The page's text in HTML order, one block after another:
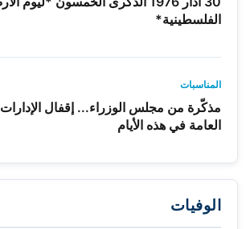
الفلسطينية*
المناسبات
مذكّرة من مجلس الوزراء... إقفال
العامة في هذه الأيام
الوفيات